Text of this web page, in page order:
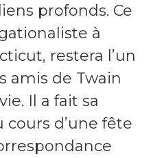
profonds. Ce
à
restera l’un
amis de Twain
Il a fait sa
cours d’une fête